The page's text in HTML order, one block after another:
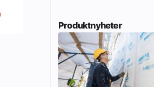
Produktnyheter